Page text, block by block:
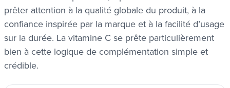
prêter attention à la qualité globale du produit, à la
confiance inspirée par la marque et à la facilité d’usage
sur la durée. La vitamine C se prête particulièrement
bien à cette logique de complémentation simple et
crédible.